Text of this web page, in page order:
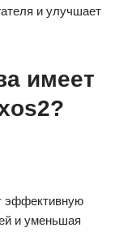
и улучшает
имеет
эффективную
и уменьшая